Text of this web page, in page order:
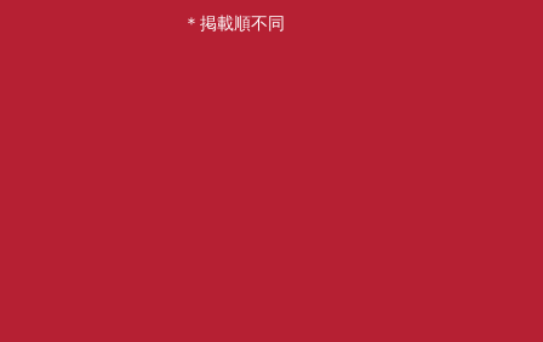
＊掲載順不同